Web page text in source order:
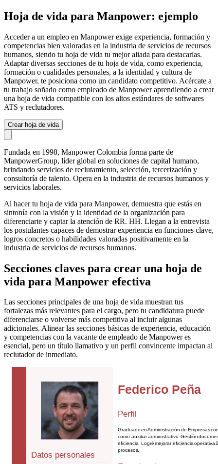
Hoja de vida para Manpower: ejemplo
Acceder a un empleo en Manpower exige experiencia, formación y
competencias bien valoradas en la industria de servicios de recursos
humanos, siendo tu hoja de vida tu mejor aliada para destacarlas.
Adaptar diversas secciones de tu hoja de vida, como experiencia,
formación o cualidades personales, a la identidad y cultura de
Manpower, te posiciona como un candidato competitivo. Acércate a
tu trabajo soñado como empleado de Manpower aprendiendo a crear
una hoja de vida compatible con los altos estándares de softwares
ATS y reclutadores.
Crear hoja de vida
Fundada en 1998, Manpower Colombia forma parte de
ManpowerGroup, líder global en soluciones de capital humano,
brindando servicios de reclutamiento, selección, tercerización y
consultoría de talento. Opera en la industria de recursos humanos y
servicios laborales.
Al hacer tu hoja de vida para Manpower, demuestra que estás en
sintonía con la visión y la identidad de la organización para
diferenciarte y captar la atención de RR. HH. Llegan a la entrevista
los postulantes capaces de demostrar experiencia en funciones clave,
logros concretos o habilidades valoradas positivamente en la
industria de servicios de recursos humanos.
Secciones claves para crear una hoja de
vida para Manpower efectiva
Las secciones principales de una hoja de vida muestran tus
fortalezas más relevantes para el cargo, pero tu candidatura puede
diferenciarse o volverse más competitiva al incluir algunas
adicionales. Alinear las secciones básicas de experiencia, educación
y competencias con la vacante de empleado de Manpower es
esencial, pero un título llamativo y un perfil convincente impactan al
reclutador de inmediato.